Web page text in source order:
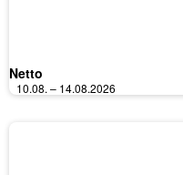
Netto
10.08. – 14.08.2026